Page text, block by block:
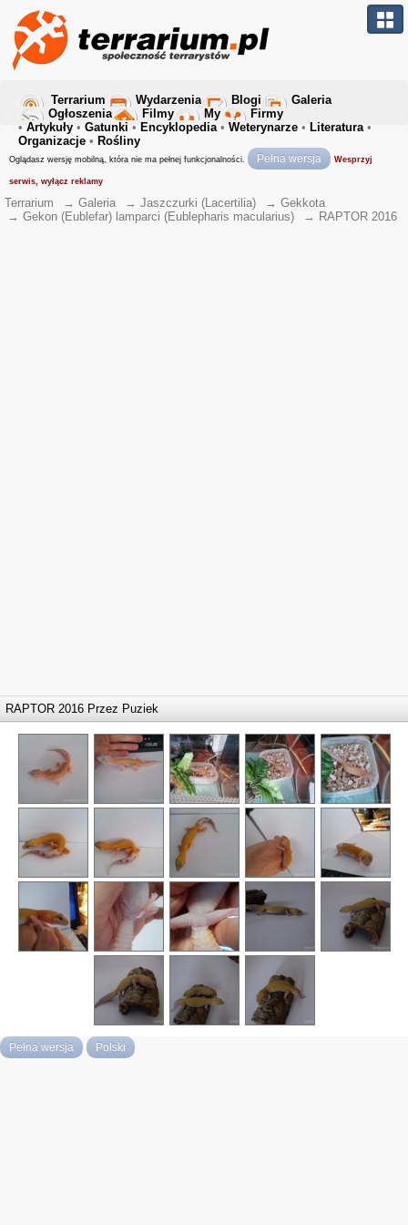
Terrarium Wydarzenia Blogi
Galeria
Ogłoszenia
Filmy My
Firmy
• Artykuły • Gatunki • Encyklopedia• Weterynarze • Literatura•
Organizacje • Rośliny
Oglądasz wersję mobilną, która nie ma pełnej funkcjonalności. Pełna wersja Wesprzyj
serwis, wyłącz reklamy
Terrarium → Galeria → Jaszczurki (Lacertilia) → Gekkota
→ Gekon (Eublefar) lamparci (Eublepharis macularius) → RAPTOR 2016
RAPTOR 2016 Przez Puziek
Pełna wersja Polski